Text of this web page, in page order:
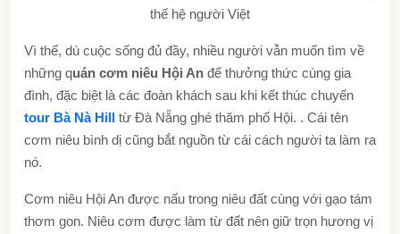
thế hệ người Việt
Vì thế, dù cuộc sống đủ đầy, nhiều người vẫn muốn tìm về
những quán cơm niêu Hội An để thưởng thức cùng gia
đình, đặc biệt là các đoàn khách sau khi kết thúc chuyến
tour Bà Nà Hill từ Đà Nẵng ghé thăm phố Hội. . Cái tên
cơm niêu bình dị cũng bắt nguồn từ cái cách người ta làm ra
nó.
Cơm niêu Hội An được nấu trong niêu đất cùng với gạo tám
thơm gon. Niêu cơm được làm từ đất nên giữ trọn hương vị